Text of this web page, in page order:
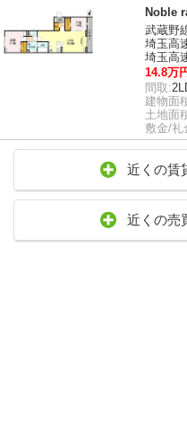
Noble
武蔵野
埼玉高
埼玉高
14.8万
間取:
建物面
土地面
敷金/礼
近くの賃
近くの売